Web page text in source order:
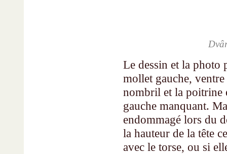
Le dessin et la photo
mollet gauche,
nombril et la poitrine
gauche manquant.
endommagé lors du
la hauteur de la tête
avec le torse, ou si